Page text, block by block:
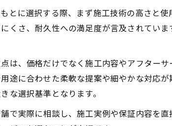
施工満足度を左
カーコーテ
カーコーテ
満足度アッ
とに選択する際、まず施工技術の高さと
くさ、耐久性への満足度が言及されてい
は、価格だけでなく施工内容やアフター
途に合わせた柔軟な提案や細やかな対応
な選択基準となります。
で実際に相談し、施工実例や保証内容を
お気
お気